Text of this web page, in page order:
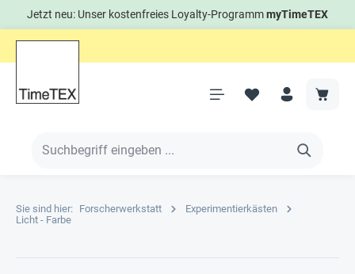
Jetzt neu: Unser kostenfreies Loyalty-ProgrammmyTimeTEX
Sie sind hier: Forscherwerkstatt
Experimentierkästen
Licht - Farbe